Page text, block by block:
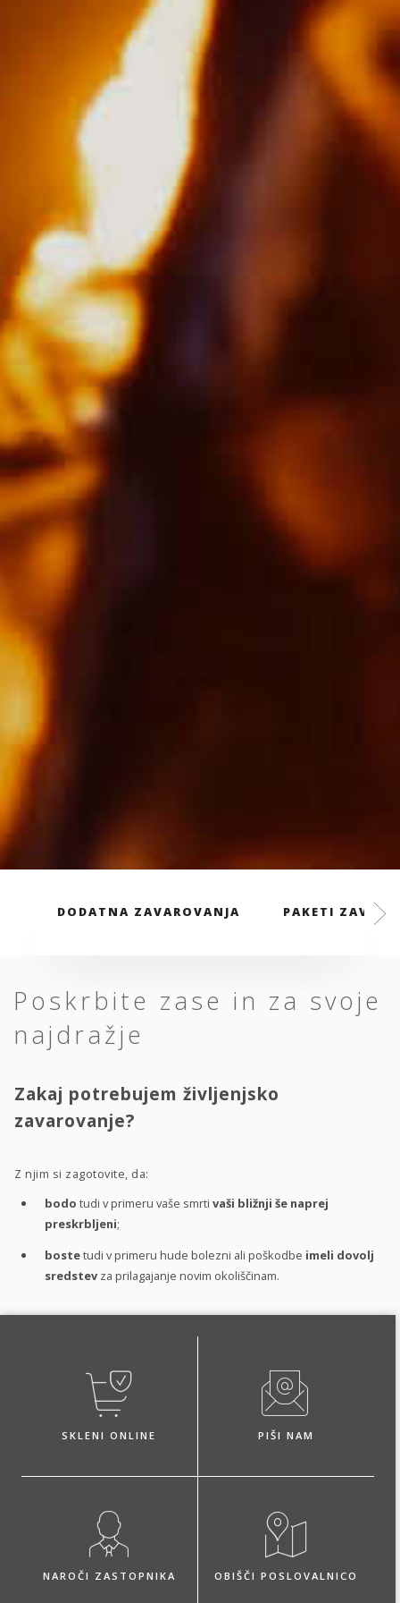
DODATNA ZAVAROVANJA PAKETI
Poskrbite zase in za svoje
najdražje
Zakaj potrebujem življenjsko
zavarovanje?
Z njim si zagotovite, da:
bodo tudi v primeru vaše smrti vaši bližnji še naprej
preskrbljeni;
bostetudi v primeru hude bolezni ali poškodbe imeli dovolj
sredstev za prilagajanje novim okoliščinam.
SKLENI ONLINE PIŠI NAM
NAROČI ZASTOPNIKA OBIŠČI POSLOVALNICO